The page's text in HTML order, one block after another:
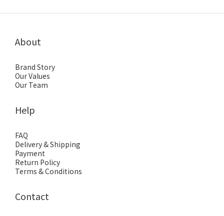
About
Brand Story
Our Values
Our Team
Help
FAQ
Delivery & Shipping
Payment
Return Policy
Terms & Conditions
Contact